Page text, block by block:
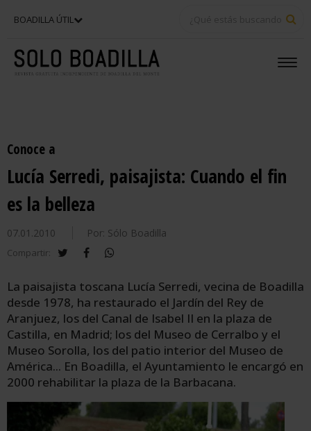
BOADILLA ÚTIL
Conoce a
Lucía Serredi, paisajista: Cuando el fin
es la belleza
07.01.2010 Por: Sólo Boadilla
Compartir: twitterfacebook
La paisajista toscana Lucía Serredi, vecina de Boadilla
desde 1978, ha restaurado el Jardín del Rey de
Aranjuez, los del Canal de Isabel II en la plaza de
Castilla, en Madrid; los del Museo de Cerralbo y el
Museo Sorolla, los del patio interior del Museo de
América... En Boadilla, el Ayuntamiento le encargó en
2000 rehabilitar la plaza de la Barbacana.